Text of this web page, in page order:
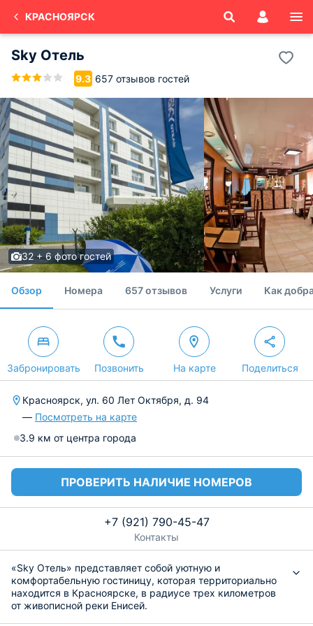
КРАСНОЯРСК
Sky Отель
9.3 657 отзывов гостей
32 + 6 фото гостей
Обзор Номера 657 отзывов Услуги Как
Забронировать Позвонить На карте Поделиться
Красноярск, ул. 60 Лет Октября, д. 94
— Посмотреть на карте
3.9 км от центра города
ПРОВЕРИТЬ НАЛИЧИЕ НОМЕРОВ
+7 (921) 790-45-47
Контакты
«Sky Отель» представляет собой уютную и
комфортабельную гостиницу, которая территориально
находится в Красноярске, в радиусе трех километров
от живописной реки Енисей.